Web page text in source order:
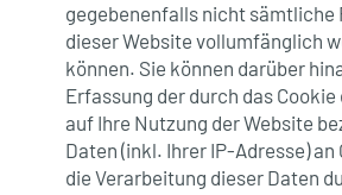
gegebenenfalls nicht sämtliche
dieser Website vollumfänglich
können. Sie können darüber
Erfassung der durch das
auf Ihre Nutzung der Website
Daten (inkl. Ihrer IP-Adresse) an
die Verarbeitung dieser Daten